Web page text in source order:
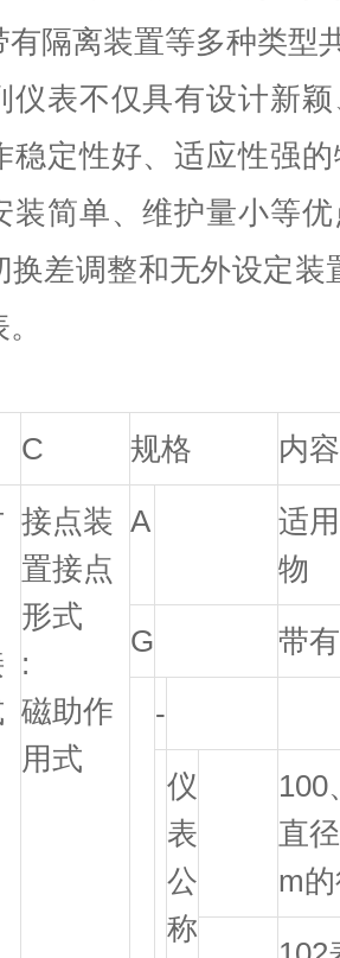
有隔离装置等多种类型
仪表不仅具有设计新
稳定性好、适应性强
装简单、维护量小等
换差调整和无外设定装
C 规格 内容
接点装
置接点
形式
:
磁助作
用式
A
适
物
G 带
-
仪
表
公
称
100
直
m